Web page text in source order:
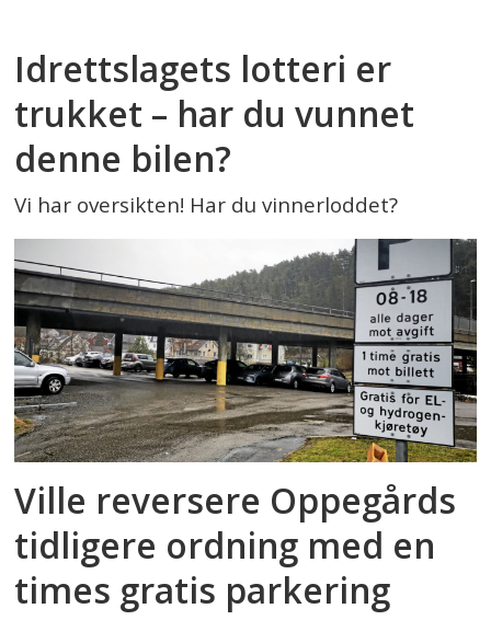
Idrettslagets lotteri er
trukket – har du vunnet
denne bilen?
Vi har oversikten! Har du vinnerloddet?
Ville reversere Oppegårds
tidligere ordning med en
times gratis parkering